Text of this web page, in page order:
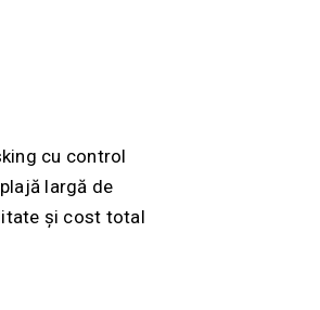
cu control
largă de
și cost total